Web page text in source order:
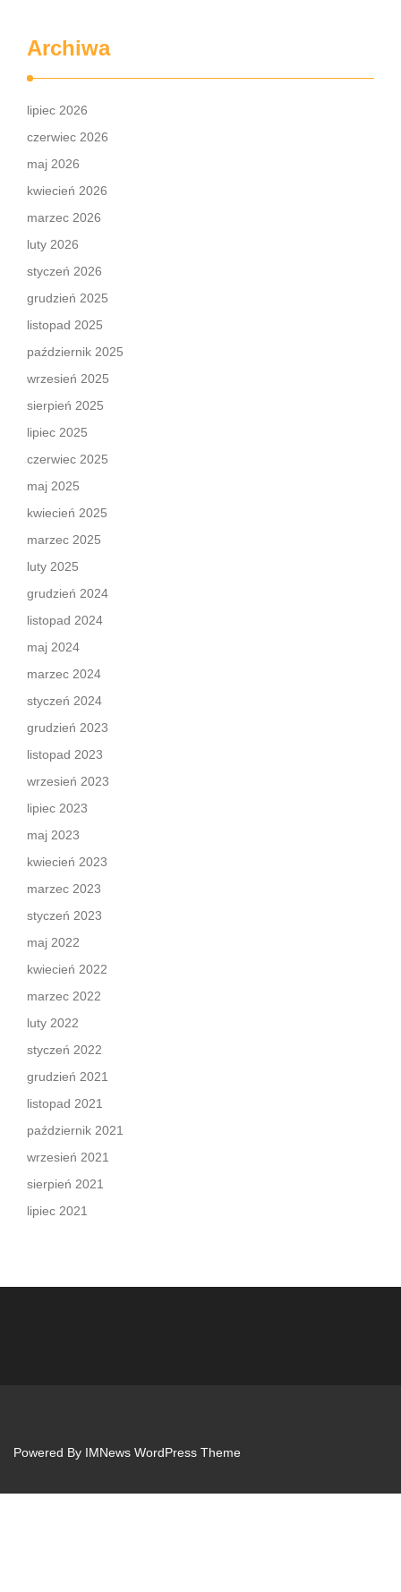
Archiwa
lipiec 2026
czerwiec 2026
maj 2026
kwiecień 2026
marzec 2026
luty 2026
styczeń 2026
grudzień 2025
listopad 2025
październik 2025
wrzesień 2025
sierpień 2025
lipiec 2025
czerwiec 2025
maj 2025
kwiecień 2025
marzec 2025
luty 2025
grudzień 2024
listopad 2024
maj 2024
marzec 2024
styczeń 2024
grudzień 2023
listopad 2023
wrzesień 2023
lipiec 2023
maj 2023
kwiecień 2023
marzec 2023
styczeń 2023
maj 2022
kwiecień 2022
marzec 2022
luty 2022
styczeń 2022
grudzień 2021
listopad 2021
październik 2021
wrzesień 2021
sierpień 2021
lipiec 2021
Powered By IMNews WordPress Theme